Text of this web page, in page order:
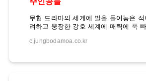
무협 드라마의 세계에 발을 들여놓은
려하고 웅장한 강호 세계에 매력에 푹
주인공들을 만나보시는 것은 어떨까요?
c.jungbodamoa.co.kr